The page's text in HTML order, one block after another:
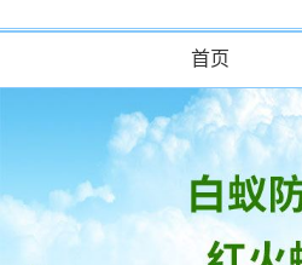
首页